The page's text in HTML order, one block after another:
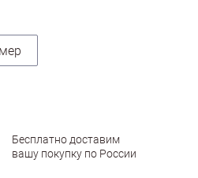
Бесплатно доставим
вашу покупку по России